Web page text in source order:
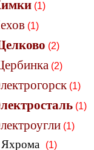
(1)
(1)
(2)
(2)
(1)
(1)
(1)
Яхрома (1)